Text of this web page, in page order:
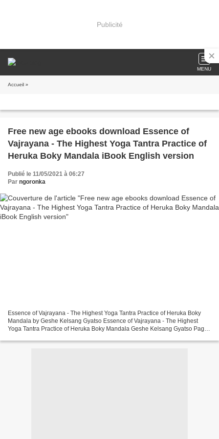
Publicité
MENU
Accueil »
Free new age ebooks download Essence of
Vajrayana - The Highest Yoga Tantra Practice of
Heruka Boky Mandala iBook English version
Publié le 11/05/2021 à 06:27
Par ngoronka
Essence of Vajrayana - The Highest Yoga Tantra Practice of Heruka Boky
Mandala by Geshe Kelsang Gyatso Essence of Vajrayana - The Highest
Yoga Tantra Practice of Heruka Boky Mandala Geshe Kelsang Gyatso Page: